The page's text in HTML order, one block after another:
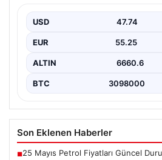
oluşturması kritik bir hassasiyet
çeşitli…
USD 47.74
EUR 55.25
ALTIN 6660.6
BTC 3098000
Son Eklenen Haberler
■25 Mayıs Petrol Fiyatları Güncel